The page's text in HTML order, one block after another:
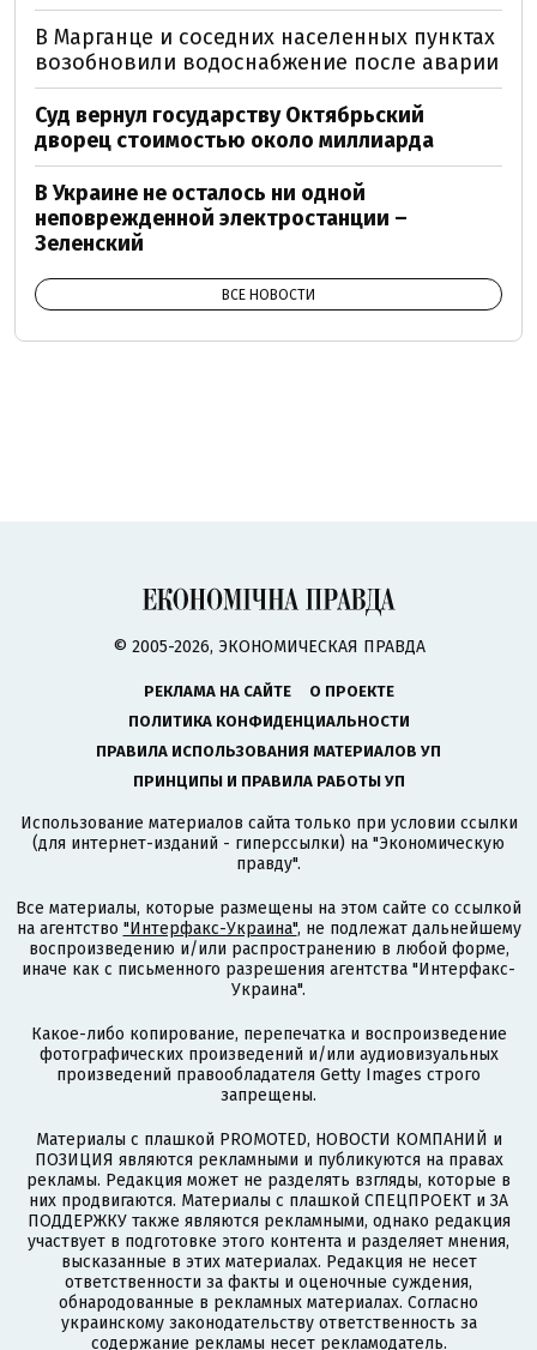
В Марганце и соседних населенных пунктах
возобновили водоснабжение после аварии
Суд вернул государству Октябрьский
дворец стоимостью около миллиарда
В Украине не осталось ни одной
неповрежденной электростанции –
Зеленский
ВСЕ НОВОСТИ
© 2005-2026, ЭКОНОМИЧЕСКАЯ ПРАВДА
РЕКЛАМА НА САЙТЕ
О ПРОЕКТЕ
ПОЛИТИКА КОНФИДЕНЦИАЛЬНОСТИ
ПРАВИЛА ИСПОЛЬЗОВАНИЯ МАТЕРИАЛОВ УП
ПРИНЦИПЫ И ПРАВИЛА РАБОТЫ УП
Использование материалов сайта только при условии ссылки
(для интернет-изданий - гиперссылки) на "Экономическую
правду".
Все материалы, которые размещены на этом сайте со ссылкой
на агентство "Интерфакс-Украина", не подлежат дальнейшему
воспроизведению и/или распространению в любой форме,
иначе как с письменного разрешения агентства "Интерфакс-
Украина".
Какое-либо копирование, перепечатка и воспроизведение
фотографических произведений и/или аудиовизуальных
произведений правообладателя Getty Images строго
запрещены.
Материалы с плашкой PROMOTED, НОВОСТИ КОМПАНИЙ и
ПОЗИЦИЯ являются рекламными и публикуются на правах
рекламы. Редакция может не разделять взгляды, которые в
них продвигаются. Материалы с плашкой СПЕЦПРОЕКТ и ЗА
ПОДДЕРЖКУ также являются рекламными, однако редакция
участвует в подготовке этого контента и разделяет мнения,
высказанные в этих материалах. Редакция не несет
ответственности за факты и оценочные суждения,
обнародованные в рекламных материалах. Согласно
украинскому законодательству ответственность за
содержание рекламы несет рекламодатель.